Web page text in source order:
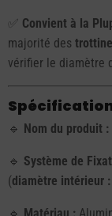
✅ Convient à la
majorité des
vérifier le diamètre
🔹 Nom du produit :
🔹 Système de
(diamètre intérieur